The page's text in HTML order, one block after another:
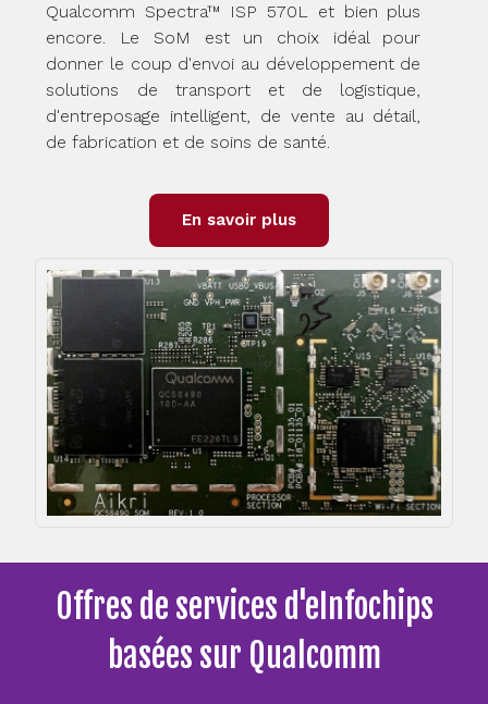
Qualcomm Spectra™ ISP 570L et bien plus
encore. Le SoM est un choix idéal pour
donner le coup d'envoi au développement de
solutions de transport et de logistique,
d'entreposage intelligent, de vente au détail,
de fabrication et de soins de santé.
En savoir plus
Offres de services d'eInfochips
basées sur Qualcomm